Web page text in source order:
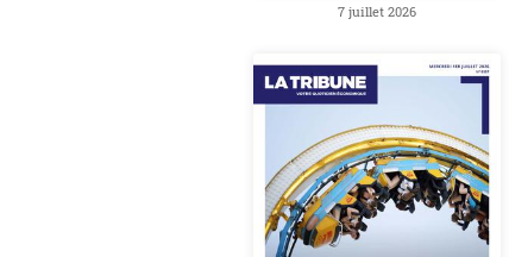
7 juillet 2026